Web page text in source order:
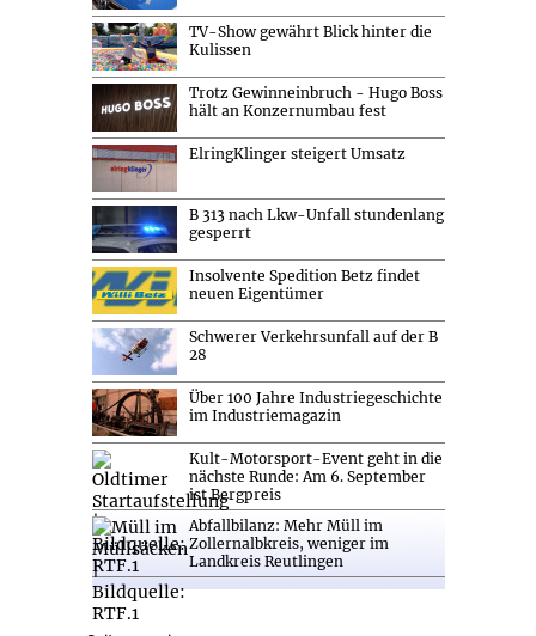
TV-Show gewährt Blick hinter die
Kulissen
Trotz Gewinneinbruch - Hugo Boss
hält an Konzernumbau fest
ElringKlinger steigert Umsatz
B 313 nach Lkw-Unfall stundenlang
gesperrt
Insolvente Spedition Betz findet
neuen Eigentümer
Schwerer Verkehrsunfall auf der B
28
Über 100 Jahre Industriegeschichte
im Industriemagazin
Kult-Motorsport-Event geht in die
nächste Runde: Am 6. September
ist Bergpreis
Abfallbilanz: Mehr Müll im
Zollernalbkreis, weniger im
Landkreis Reutlingen